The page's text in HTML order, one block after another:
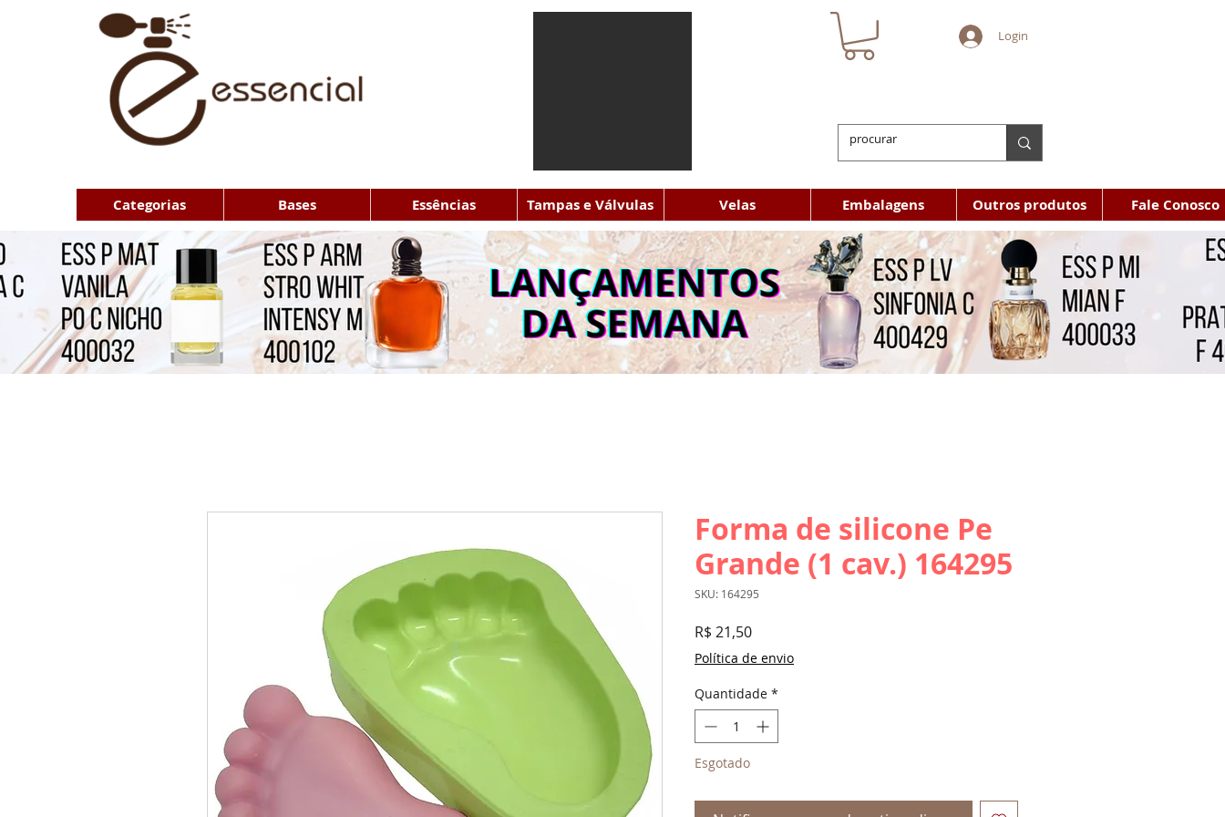
Login
Categorias Bases Essências Tampas e Válvulas Velas Embalagens Outros produtos Fale Conosco
Forma de silicone Pe
Grande (1 cav.) 164295
SKU: 164295
R$ 21,50Preço
Política de envio
Quantidade *
Esgotado